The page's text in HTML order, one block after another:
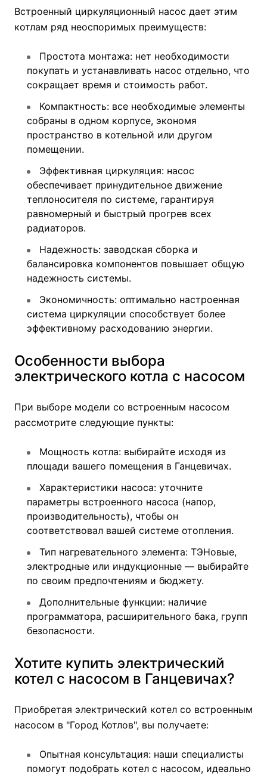
Встроенный циркуляционный насос дает этим
котлам ряд неоспоримых преимуществ:
Простота монтажа: нет необходимости
покупать и устанавливать насос отдельно, что
сокращает время и стоимость работ.
Компактность: все необходимые элементы
собраны в одном корпусе, экономя
пространство в котельной или другом
помещении.
Эффективная циркуляция: насос
обеспечивает принудительное движение
теплоносителя по системе, гарантируя
равномерный и быстрый прогрев всех
радиаторов.
Надежность: заводская сборка и
балансировка компонентов повышает общую
надежность системы.
Экономичность: оптимально настроенная
система циркуляции способствует более
эффективному расходованию энергии.
Особенности выбора
электрического котла с насосом
При выборе модели со встроенным насосом
рассмотрите следующие пункты:
Мощность котла: выбирайте исходя из
площади вашего помещения в Ганцевичах.
Характеристики насоса: уточните
параметры встроенного насоса (напор,
производительность), чтобы он
соответствовал вашей системе отопления.
Тип нагревательного элемента: ТЭНовые,
электродные или индукционные — выбирайте
по своим предпочтениям и бюджету.
Дополнительные функции: наличие
программатора, расширительного бака, групп
безопасности.
Хотите купить электрический
котел с насосом в Ганцевичах?
Приобретая электрический котел со встроенным
насосом в "Город Котлов", вы получаете:
Опытная консультация: наши специалисты
помогут подобрать котел с насосом, идеально